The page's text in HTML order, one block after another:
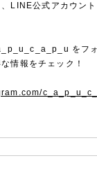
LINE公式アカウント
をフォ
情報をチェック！